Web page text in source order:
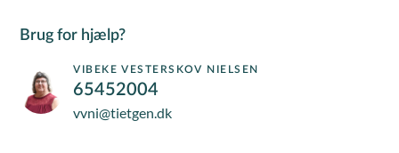
Brug for hjælp?
VIBEKE VESTERSKOV NIELSEN
65452004
vvni@tietgen.dk